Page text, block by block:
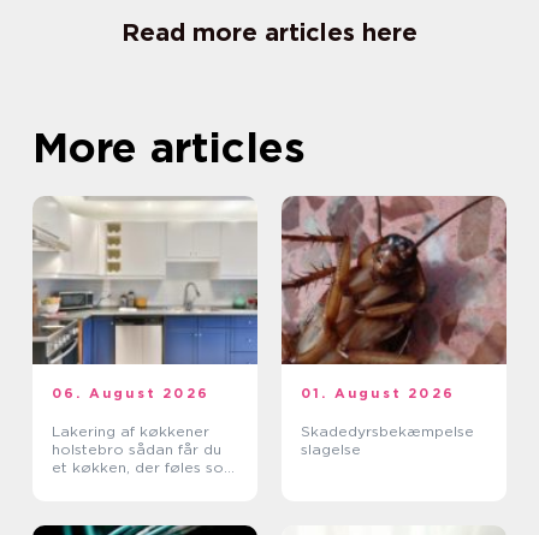
Read more articles here
More articles
06. August 2026
Lakering af køkkener
holstebro sådan får du
et køkken, der føles som
01. August 2026
Skadedyrsbekæmpelse
slagelse